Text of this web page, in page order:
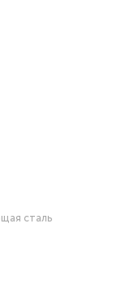
С помощью
измельчить
ломтиками.
сталь